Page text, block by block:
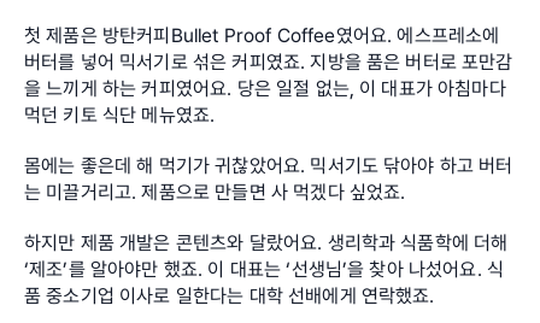
첫 제품은 방탄커피Bullet Proof Coffee였어요. 에스프레소에
버터를 넣어 믹서기로 섞은 커피였죠. 지방을 품은 버터로 포만감
을 느끼게 하는 커피였어요. 당은 일절 없는, 이 대표가 아침마다
먹던 키토 식단 메뉴였죠.
몸에는 좋은데 해 먹기가 귀찮았어요. 믹서기도 닦아야 하고 버터
는 미끌거리고. 제품으로 만들면 사 먹겠다 싶었죠.
하지만 제품 개발은 콘텐츠와 달랐어요. 생리학과 식품학에 더해
‘제조’를 알아야만 했죠. 이 대표는 ‘선생님’을 찾아 나섰어요. 식
품 중소기업 이사로 일한다는 대학 선배에게 연락했죠.